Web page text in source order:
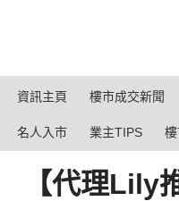
資訊主頁 樓市成交新聞
名人入市 業主TIPS
【代理Lily